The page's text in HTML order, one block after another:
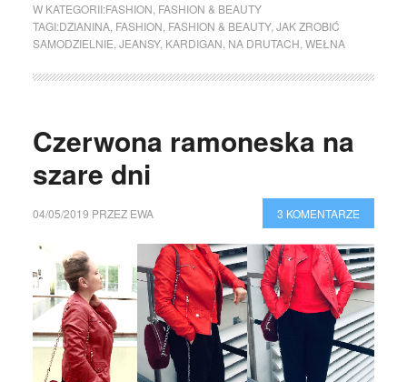
W KATEGORII:FASHION FASHION & BEAUTY
TAGI:DZIANINA, FASHION FASHION & BEAUTY, JAK ZROBIĆ
SAMODZIELNIE JEANSY, KARDIGAN NA DRUTACH WEŁNA
Czerwona ramoneska na
szare dni
04/05/2019 PRZEZ EWA 3 KOMENTARZE